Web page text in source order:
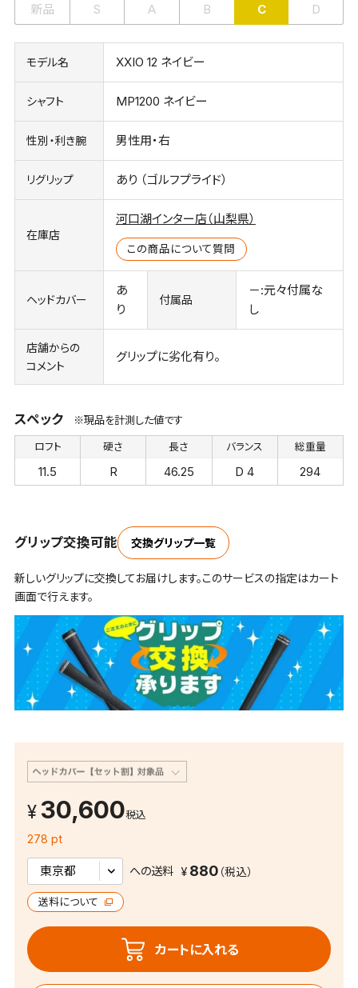
新品 S A B C D
モデル名 XXIO 12 ネイビー
シャフト MP1200 ネイビー
性別・利き腕 男性用・右
リグリップ あり （ゴルフプライド）
在庫店
河口湖インター店（山梨県）
この商品について質問
ヘッドカバー
あ
り
付属品
－:元々付属な
し
店舗からの
コメント
グリップに劣化有り。
スペック ※現品を計測した値です
ロフト
11.5
硬さ
R
長さ
46.25
バランス
D 4
総重量
294
グリップ交換可能 交換グリップ一覧
新しいグリップに交換してお届けします。このサービスの指定はカート
画面で行えます。
30,600税込
278 pt
への送料 880
送料について
カートに入れる